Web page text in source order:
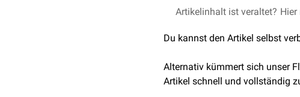
In derMedizinist insbesondere
Artikelinhalt ist veraltet? Hier
Du kannst den Artikel selbst
Alternativ kümmert sich unser
Artikel schnell und vollständig